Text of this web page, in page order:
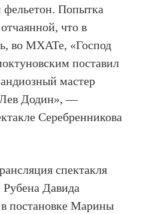
Попытка
что в
во МХАТе, «Господ
поставил
мастер
Лев Додин», —
Серебренникова
спектакля
Рубена Давида
в постановке Марины